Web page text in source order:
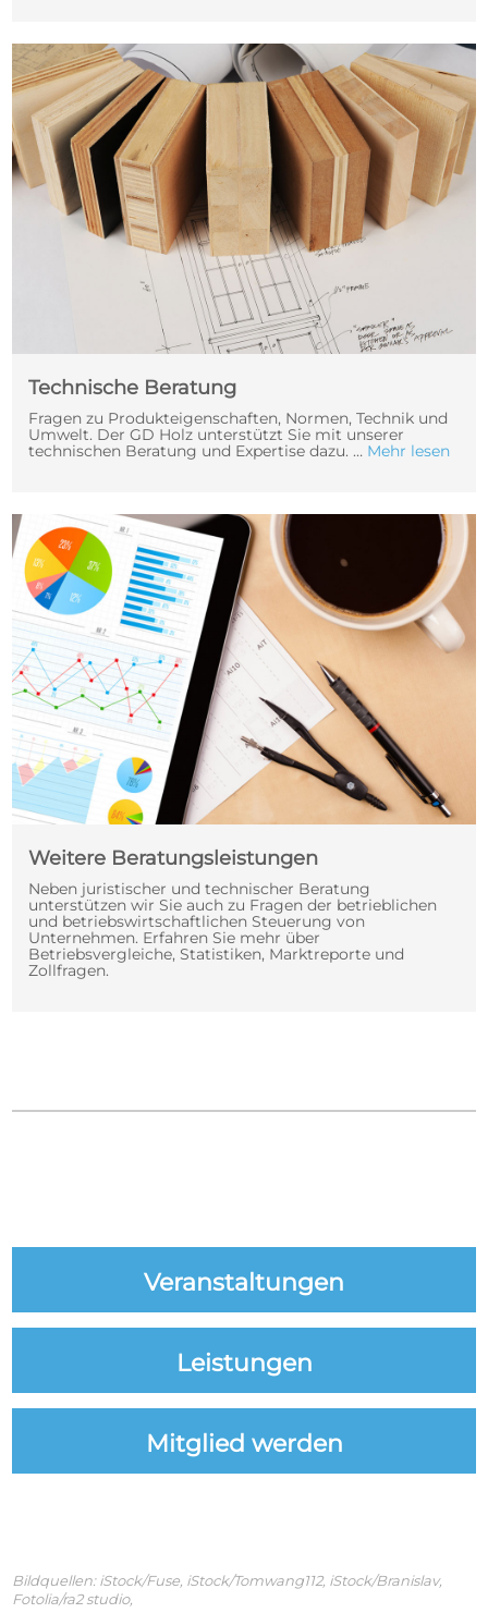
Technische Beratung
Fragen zu Produkteigenschaften, Normen, Technik und
Umwelt. Der GD Holz unterstützt Sie mit unserer
technischen Beratung und Expertise dazu. … Mehr lesen
Weitere Beratungsleistungen
Neben juristischer und technischer Beratung
unterstützen wir Sie auch zu Fragen der betrieblichen
und betriebswirtschaftlichen Steuerung von
Unternehmen. Erfahren Sie mehr über
Betriebsvergleiche, Statistiken, Marktreporte und
Zollfragen.
Veranstaltungen
Leistungen
Mitglied werden
Bildquellen:iStock/Fuse, iStock/Tomwang112, iStock/Branislav,
Fotolia/ra2 studio,